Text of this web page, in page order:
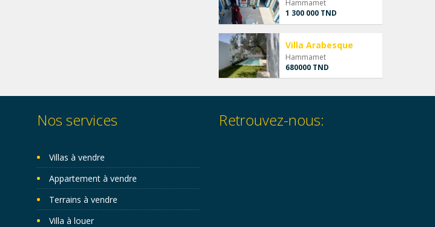
Hammamet
1 300 000 TND
Villa Arabesque
Hammamet
680000 TND
Nos services
Villas à vendre
Appartement à vendre
Terrains à vendre
Villa à louer
Retrouvez-nous: